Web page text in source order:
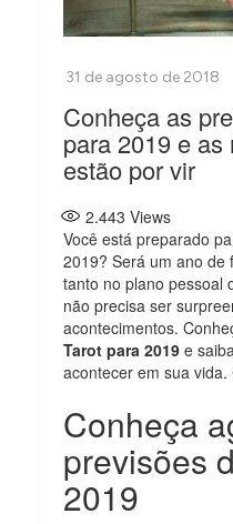
Conheça as
para 2019 e
estão por vir
2.443 Views
Você está preparado
2019? Será um ano de
tanto no plano pessoal
não precisa ser
acontecimentos.
Tarot para 2019 e
acontecer em sua vida.
Conheça
previsões
2019